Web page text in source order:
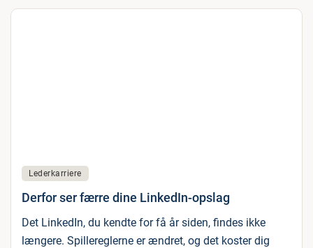
Lederkarriere
Derfor ser færre dine LinkedIn-opslag
Det LinkedIn, du kendte for få år siden, findes ikke
længere. Spillereglerne er ændret, og det koster dig